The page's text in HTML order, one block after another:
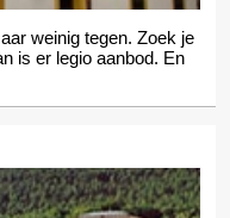
weinig tegen. Zoek je
is er legio aanbod. En